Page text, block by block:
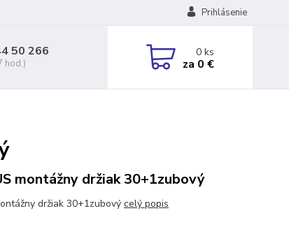
Prihlásenie
50 266
hod.)
0ks
za 0 €
montážny držiak 30+1zubový
držiak 30+1zubový celý popis